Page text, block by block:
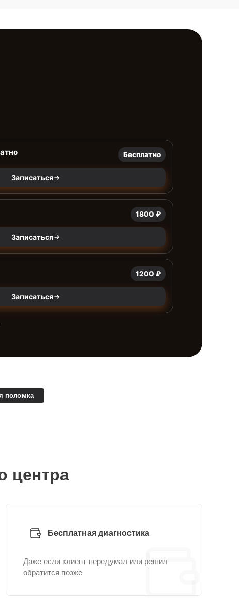
Бесплатно
Записаться
1800 ₽
Записаться
1200 ₽
Записаться
поломка
центра
Бесплатная диагностика
Даже если клиент передумал или решил
обратится позже